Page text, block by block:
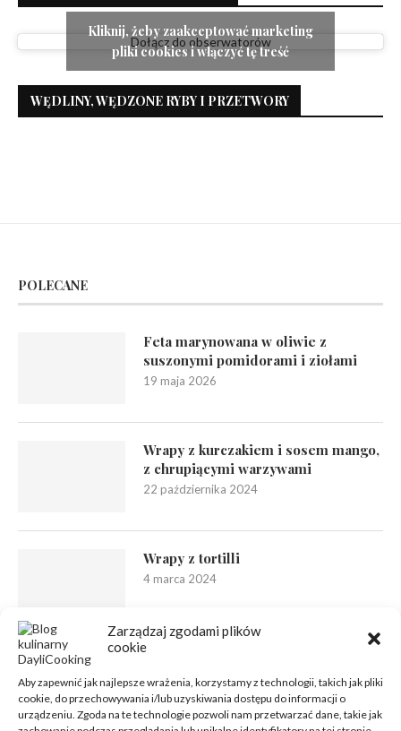
Zarządzaj zgodami plików
cookie
Aby zapewnić jak najlepsze wrażenia, korzystamy z technologii, takich jak pliki
cookie, do przechowywania i/lub uzyskiwania dostępu do informacji o
urządzeniu. Zgoda na te technologie pozwoli nam przetwarzać dane, takie jak
Dołącz do obserwatorów
Kliknij, żeby zaakceptować marketing
pliki cookies i włączyć tę treść
WĘDLINY, WĘDZONE RYBY I PRZETWORY
POLECANE
Feta marynowana w oliwie z
suszonymi pomidorami i ziołami
19 maja 2026
Wrapy z kurczakiem i sosem mango,
z chrupiącymi warzywami
22 października 2024
Wrapy z tortilli
4 marca 2024